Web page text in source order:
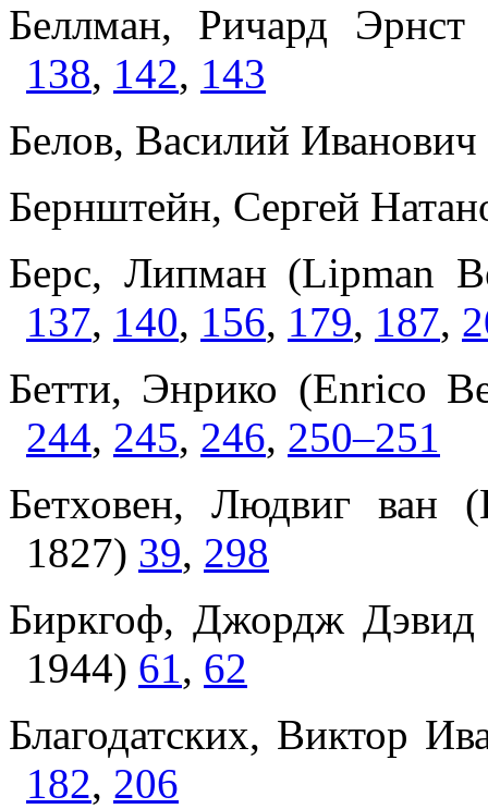
Беллман, Ричард
138, 142, 143
Белов, Василий
Бернштейн, Сергей
Берс, Липман (Lipman
137, 140, 156, 179, 187,
Бетти, Энрико (Enrico
244, 245, 246, 250–251
Бетховен, Людвиг ван
1827) 39, 298
Биркгоф, Джордж
1944) 61, 62
Благодатских, Виктор
182, 206